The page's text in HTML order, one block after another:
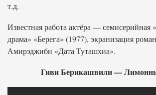
т.д.
Известная работа актёра — семисерийная
драма» «Берега» (1977), экранизация
Амирэджиби «Дата Туташхиа».
Гиви Берикашвили —